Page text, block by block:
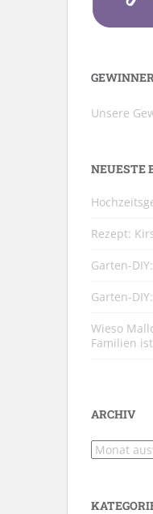
Unsere
NEUESTE
Rezept:
Garten-
Garten-
Wieso
Familien ist
ARCHIV
Archiv